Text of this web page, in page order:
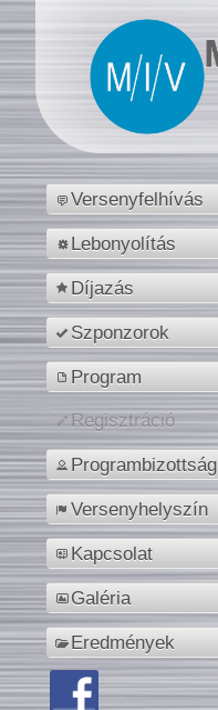
Versenyfelhívás
Lebonyolítás
Díjazás
Szponzorok
Program
Regisztráció
Programbizottság
Versenyhelyszín
Kapcsolat
Galéria
Eredmények